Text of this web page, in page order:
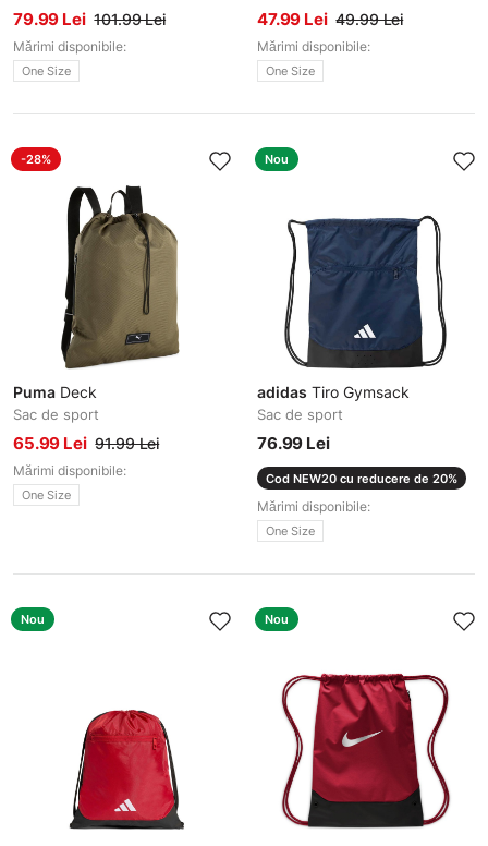
79.99 Lei 101.99 Lei
Mărimi disponibile:
One Size
47.99 Lei 49.99 Lei
Mărimi disponibile:
One Size
-28%
Puma Deck
Sac de sport
65.99 Lei 91.99 Lei
Mărimi disponibile:
One Size
Nou
adidas Tiro Gymsack
Sac de sport
76.99 Lei
Cod NEW20 cu reducere de 20%
Mărimi disponibile:
One Size
Nou Nou